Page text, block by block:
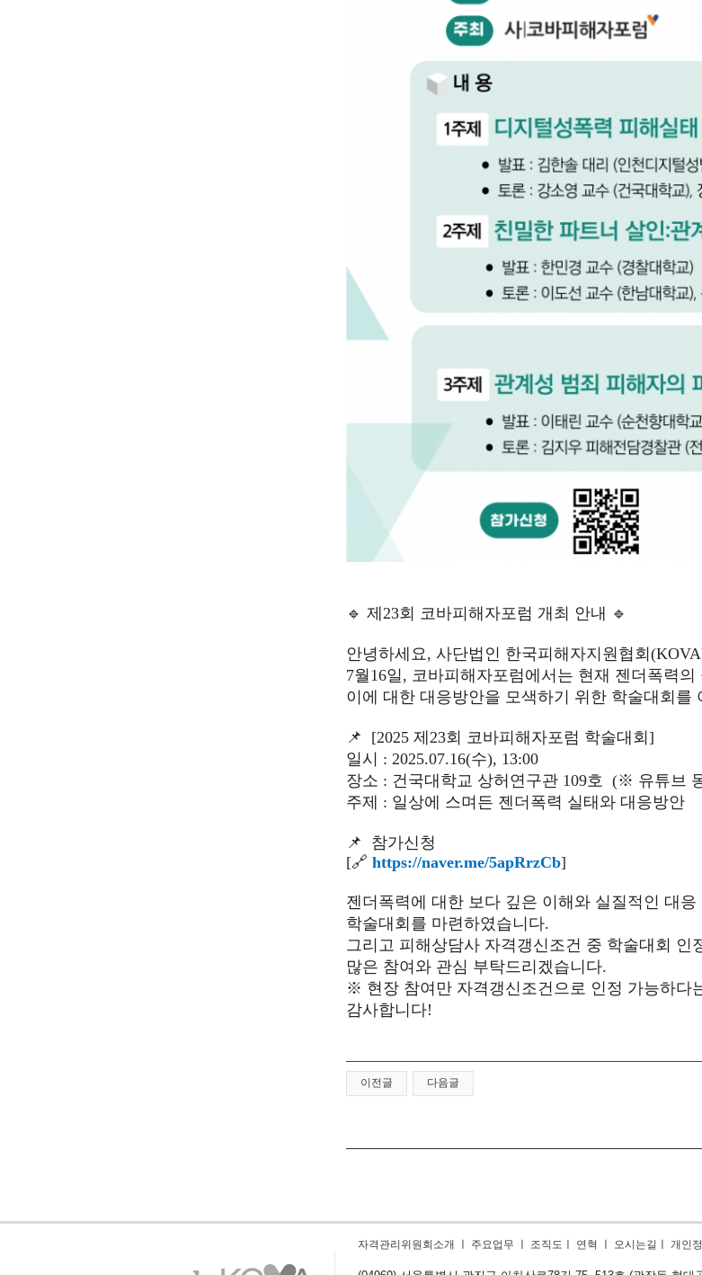
🔹 제23회 코바피해자포럼 개최 안내 🔹
안녕하세요, 사단법인 한국피해자지원협회
7월16일, 코바피해자포럼에서는 현재 젠더폭력
이에 대한 대응방안을 모색하기 위한 학술대회를
📌 [2025 제23회 코바피해자포럼 학술대회]
일시 : 2025.07.16(수), 13:00
장소 : 건국대학교 상허연구관 109호 (※ 유튜브
주제 : 일상에 스며든 젠더폭력 실태와 대응방안
📌 참가신청
[🔗 https://naver.me/5apRrzCb]
젠더폭력에 대한 보다 깊은 이해와 실질적인 대
학술대회를 마련하였습니다.
그리고 피해상담사 자격갱신조건 중 학술대회 인
많은 참여와 관심 부탁드리겠습니다.
※ 현장 참여만 자격갱신조건으로 인정 가능하다
감사합니다!
이전글 다음글
자격관리위원회소개 주요업무 조직도 연혁 오시는길 개인